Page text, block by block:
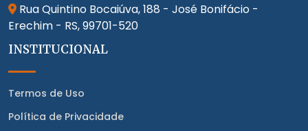
Rua Quintino Bocaiúva, 188 - José Bonifácio -
Erechim - RS,99701-520
INSTITUCIONAL
Termos de Uso
Política de Privacidade